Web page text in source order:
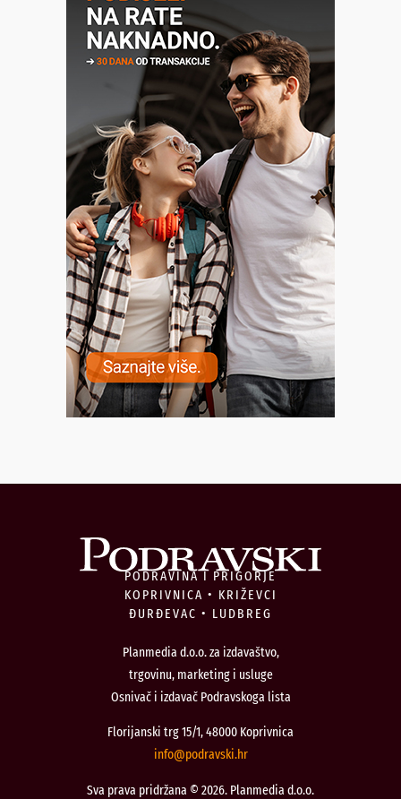
PODRAVINA I PRIGORJE
KOPRIVNICA • KRIŽEVCI
ĐURĐEVAC • LUDBREG
Planmedia d.o.o. za izdavaštvo,
trgovinu, marketing i usluge
Osnivač i izdavač Podravskoga lista
Florijanski trg 15/1, 48000 Koprivnica
rh.iksvardop
@ofni
Sva prava pridržana © 2026. Planmedia d.o.o.